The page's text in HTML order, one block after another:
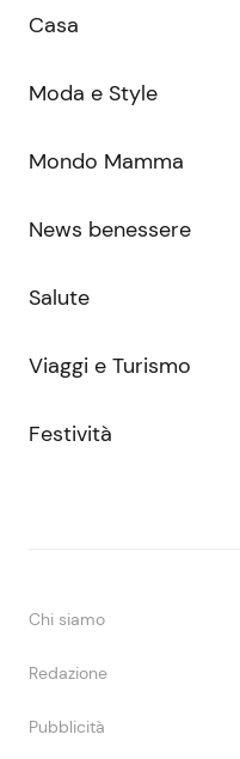
Casa
Moda e Style
Mondo Mamma
News benessere
Salute
Viaggi e Turismo
Festività
Chi siamo
Redazione
Pubblicità